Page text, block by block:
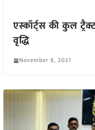
एस्कॉर्ट्स की कुल
वृद्धि
November 8, 2021